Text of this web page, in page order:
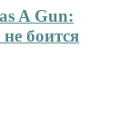
A Gun:
боится